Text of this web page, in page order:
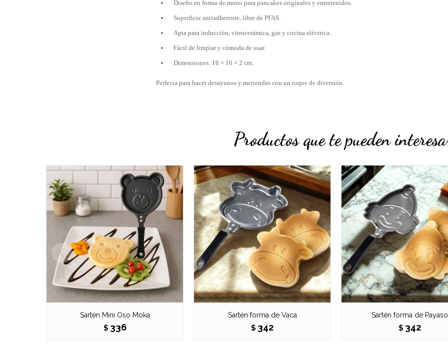
Diseño en forma de mono para pancakes originales y entretenidos.
Superficie antiadherente, libre de PFAS.
Apta para inducción, vitrocerámica, gas y cocina eléctrica.
Fácil de limpiar y cómoda de usar.
Dimensiones: 16 × 16 × 2 cm.
Perfecta para hacer desayunos y meriendas con un toque de diversión.
Productos que te pueden
Sartén Mini Oso Moka
$ 336
Sartén forma de Vaca
$ 342
Sartén forma de Payaso
$ 342